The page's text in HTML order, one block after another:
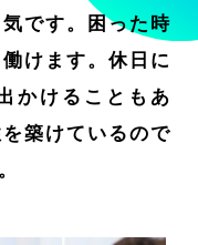
です。困った時
けます。休日に
かけることもあ
築けているので